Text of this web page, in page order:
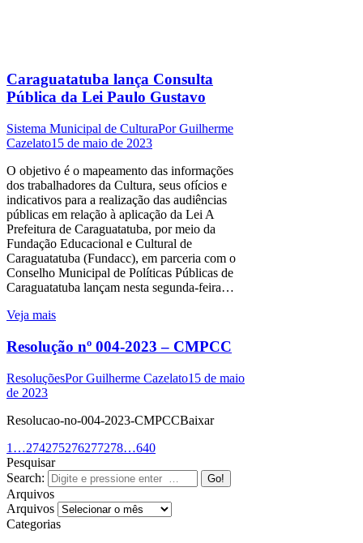
Caraguatatuba lança Consulta
Pública da Lei Paulo Gustavo
Sistema Municipal de CulturaPorGuilherme
Cazelato15 de maio de 2023
O objetivo é o mapeamento das informações
dos trabalhadores da Cultura, seus ofícios e
indicativos para a realização das audiências
públicas em relação à aplicação da Lei A
Prefeitura de Caraguatatuba, por meio da
Fundação Educacional e Cultural de
Caraguatatuba (Fundacc), em parceria com o
Conselho Municipal de Políticas Públicas de
Caraguatatuba lançam nesta segunda-feira…
Veja mais
Resolução nº 004-2023 – CMPCC
ResoluçõesPorGuilherme Cazelato15 de maio
de 2023
Resolucao-no-004-2023-CMPCCBaixar
1 …274275276277278…640
Pesquisar
Search:
Arquivos
Arquivos
Categorias